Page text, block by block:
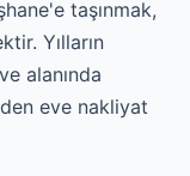
taşınmak,
Yılların
alanında
eve nakliyat